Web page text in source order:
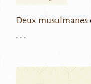
Deux musulmanes
. . .